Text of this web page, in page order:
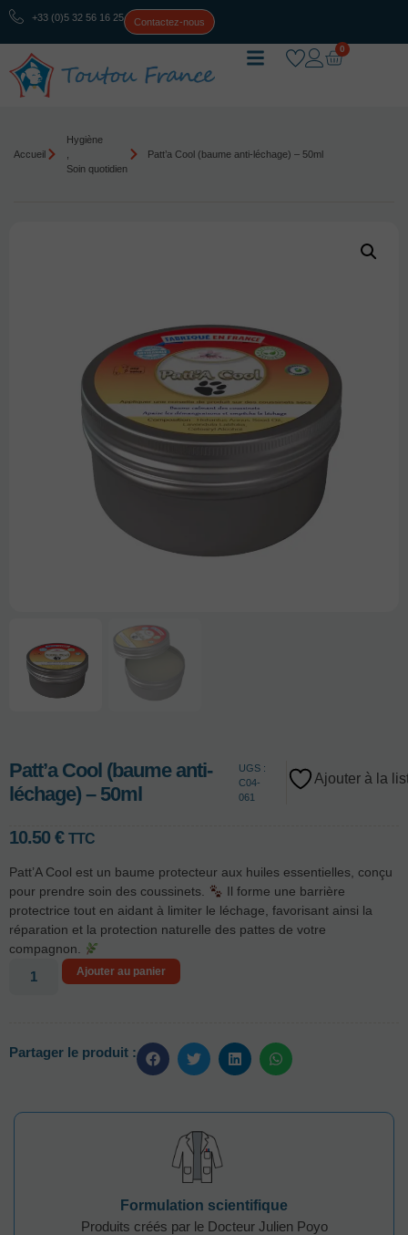
+33 (0)5 32 56 16 25 Contactez-nous
0
Accueil
Hygiène
Soin quotidien
Patt’a Cool (baume anti-léchage) – 50ml
Patt’a Cool (baume anti-
léchage) – 50ml
UGS :
C04-
061
Ajouter à la
10.50 € TTC
Patt’A Cool est un baume protecteur aux huiles essentielles, conçu
pour prendre soin des coussinets.
Il forme une barrière
protectrice tout en aidant à limiter le léchage, favorisant ainsi la
réparation et la protection naturelle des pattes de votre
compagnon.
Ajouter au panier
Partager le produit :
Formulation scientifique
Produits créés par le Docteur Julien Poyo